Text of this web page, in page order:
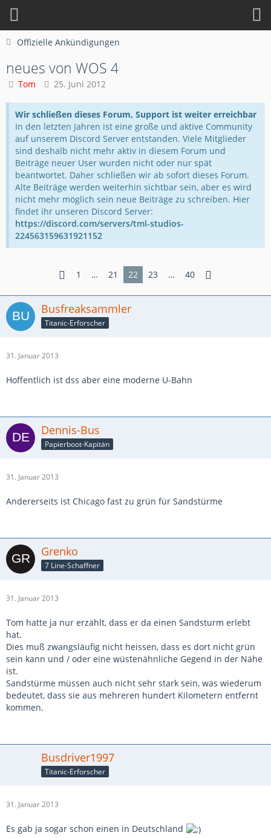
Offizielle Ankündigungen
neues von WOS 4
Tom 25. Juni 2012
Wir schließen dieses Forum, Support ist weiter erreichbar
In den letzten Jahren ist eine große und aktive Community
auf unserem Discord Server entstanden. Viele Mitglieder
sind deshalb nicht mehr aktiv in diesem Forum und
Beiträge neuer User wurden nicht oder nur spät
beantwortet. Daher schließen wir ab sofort dieses Forum.
Alte Beiträge werden weiterhin sichtbar sein, aber es wird
nicht mehr möglich sein neue Beiträge zu schreiben. Hier
findet ihr unseren Discord Server:
https://discord.com/servers/tml-studios-
224563159631921152
1 … 21 22 23 … 40
Busfreaksammler
Titanic-Erforscher
31. Januar 2013
Hoffentlich ist dss aber eine moderne U-Bahn
Dennis-Bus
Papierboot-Kapitän
31. Januar 2013
Andererseits ist Chicago fast zu grün für Sandstürme
Grenko
7 Line-Schaffner
31. Januar 2013
Tom hatte ja nur erzählt, dass er da einen Sandsturm erlebt
hat.
Dies muß zwangsläufig nicht heissen, dass es dort nicht grün
sein kann und / oder eine wüstenähnliche Gegend in der Nähe
ist.
Sandstürme müssen auch nicht sehr stark sein, was wiederum
bedeutet, dass sie aus mehreren hundert Kilometern entfernt
kommen.
Busdriver1997
Titanic-Erforscher
31. Januar 2013
Es gab ja sogar schon einen in Deutschland